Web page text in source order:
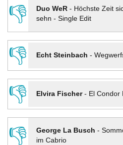
👎
Duo WeR- Höchste Zeit
sehn - Single Edit
👎
Echt Steinbach -
👎
Elvira Fischer- El Condor
👎
George La Busch -
im Cabrio